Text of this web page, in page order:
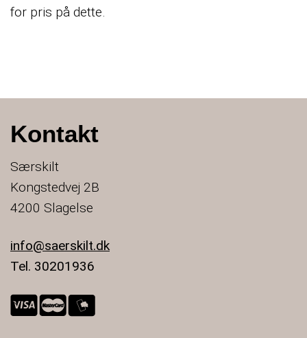
for pris på dette.
Kontakt
Særskilt
Kongstedvej 2B
4200 Slagelse
info@saerskilt.dk
Tel. 30201936